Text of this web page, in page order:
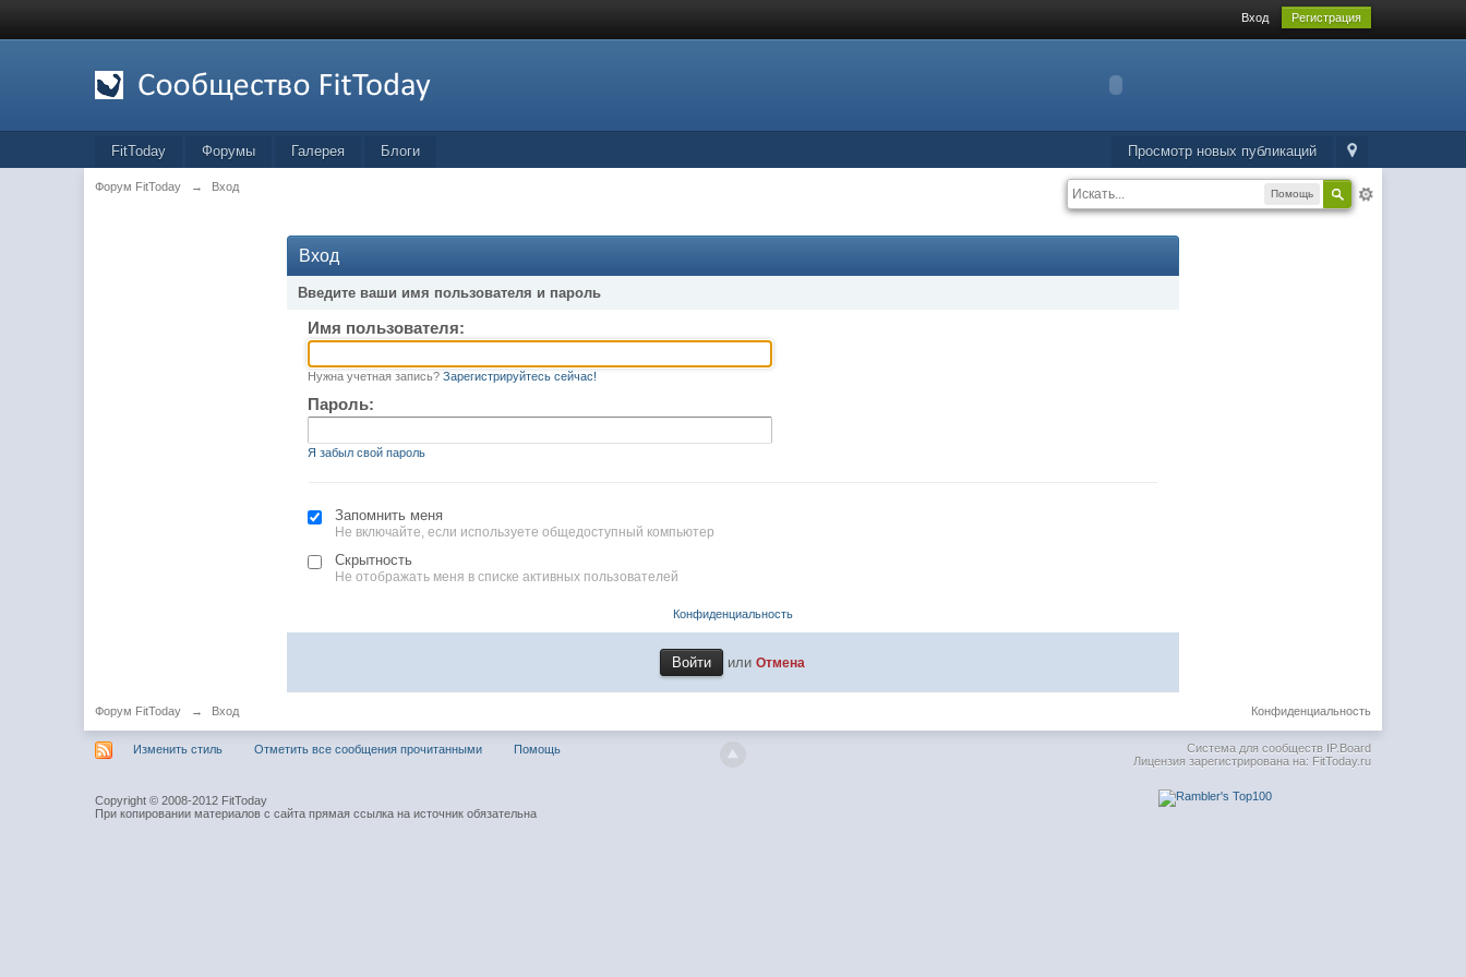
Вход Регистрация
Просмотр новых публикаций
FitToday Форумы Галерея Блоги
Форум FitToday → Вход
Помощь
Вход
Введите ваши имя пользователя и пароль
Имя пользователя:
Нужна учетная запись? Зарегистрируйтесь сейчас!
Пароль:
Я забыл свой пароль
Запомнить меня
Не включайте, если используете общедоступный компьютер
Скрытность
Не отображать меня в списке активных пользователей
Конфиденциальность
илиОтмена
Форум FitToday → Вход Конфиденциальность
Изменить стиль Отметить все сообщения прочитанными Помощь Система для сообществ IP.Board
Лицензия зарегистрирована на: FitToday.ru
Copyright © 2008-2012 FitToday
При копировании материалов с сайта прямая ссылка на источник обязательна